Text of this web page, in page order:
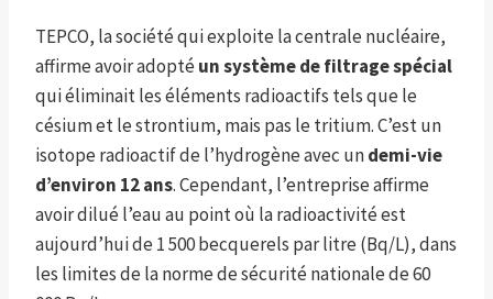
TEPCO, la société qui exploite la centrale nucléaire,
affirme avoir adopté un système de filtrage spécial
qui éliminait les éléments radioactifs tels que le
césium et le strontium, mais pas le tritium. C’est un
isotope radioactif de l’hydrogène avec undemi-vie
d’environ 12 ans. Cependant, l’entreprise affirme
avoir dilué l’eau au point où la radioactivité est
aujourd’hui de 1 500 becquerels par litre (Bq/L), dans
les limites de la norme de sécurité nationale de 60